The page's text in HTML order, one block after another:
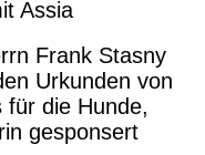
Assia
Frank Stasny
Urkunden von
für die Hunde,
gesponsert